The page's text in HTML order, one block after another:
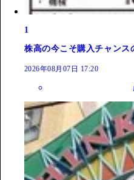
1
株高の今こそ購入チャンス
2026年08月07日 17:20